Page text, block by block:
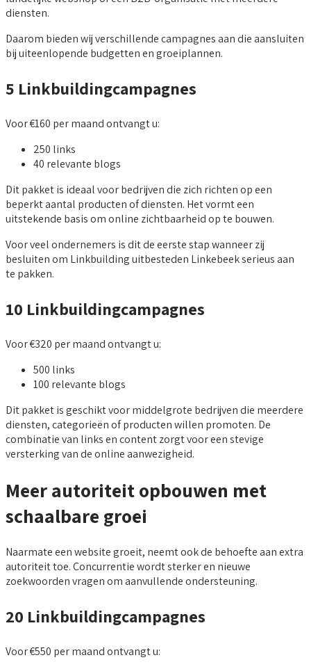
diensten.
Daarom bieden wij verschillende campagnes aan die aansluiten
bij uiteenlopende budgetten en groeiplannen.
5 Linkbuildingcampagnes
Voor €160 per maand ontvangt u:
250 links
40 relevante blogs
Dit pakket is ideaal voor bedrijven die zich richten op een
beperkt aantal producten of diensten. Het vormt een
uitstekende basis om online zichtbaarheid op te bouwen.
Voor veel ondernemers is dit de eerste stap wanneer zij
besluiten om Linkbuilding uitbesteden Linkebeek serieus aan
te pakken.
10 Linkbuildingcampagnes
Voor €320 per maand ontvangt u:
500 links
100 relevante blogs
Dit pakket is geschikt voor middelgrote bedrijven die meerdere
diensten, categorieën of producten willen promoten. De
combinatie van links en content zorgt voor een stevige
versterking van de online aanwezigheid.
Meer autoriteit opbouwen met
schaalbare groei
Naarmate een website groeit, neemt ook de behoefte aan extra
autoriteit toe. Concurrentie wordt sterker en nieuwe
zoekwoorden vragen om aanvullende ondersteuning.
20 Linkbuildingcampagnes
Voor €550 per maand ontvangt u: